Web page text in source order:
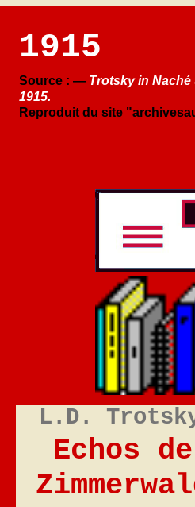
1915
Source : — Trotsky in Naché
1915.
Reproduit du site
L.D.
Echos de